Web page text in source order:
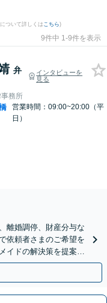
ついて詳しくはこちら)
9件中 1-9件を表示
弁
インタビューを
見る
務所
営業時間：09:00~20:00（平
日）
離婚調停、財産分与な
依頼者さまのご希望を
イドの解決策を提案。
・車15分】